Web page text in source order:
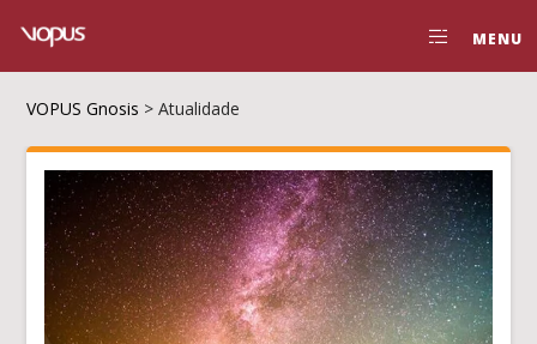
MENU
VOPUS Gnosis >Atualidade